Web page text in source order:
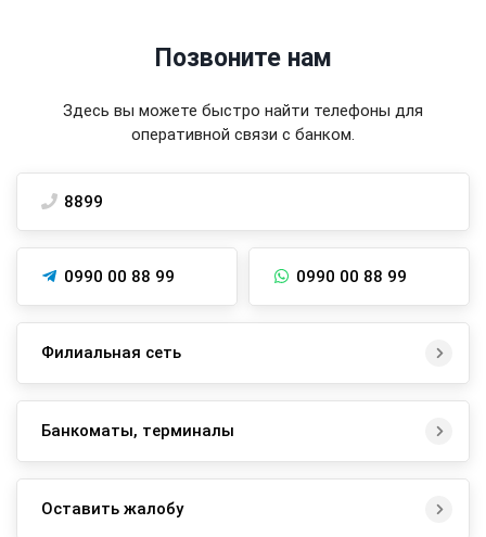
Позвоните нам
Здесь вы можете быстро найти телефоны для
оперативной связи с банком.
8899
0990 00 88 99 0990 00 88 99
Филиальная сеть
Банкоматы, терминалы
Оставить жалобу